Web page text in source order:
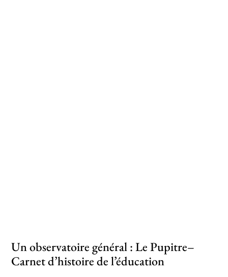
Un observatoire général : Le Pupitre–
Carnet d’histoire de l’éducation